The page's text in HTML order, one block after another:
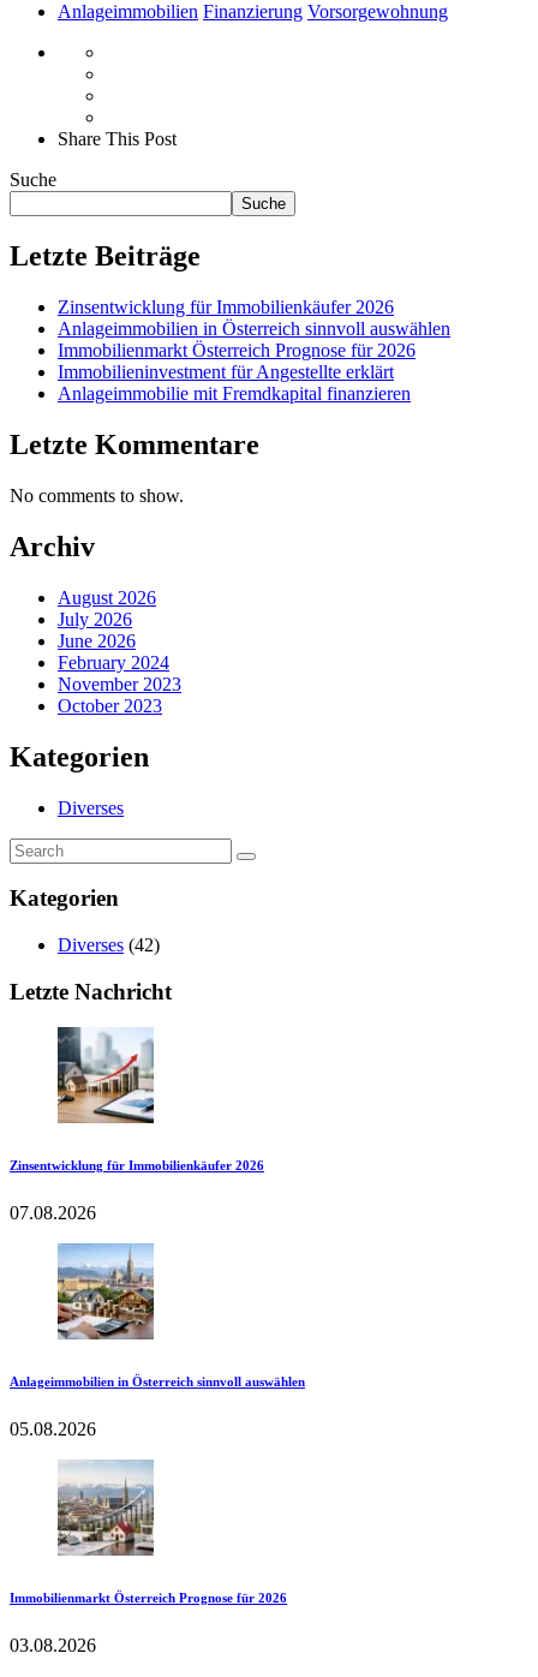
Anlageimmobilien Finanzierung Vorsorgewohnung
Share This Post
Suche
Suche
Letzte Beiträge
Zinsentwicklung für Immobilienkäufer 2026
Anlageimmobilien in Österreich sinnvoll auswählen
Immobilienmarkt Österreich Prognose für 2026
Immobilieninvestment für Angestellte erklärt
Anlageimmobilie mit Fremdkapital finanzieren
Letzte Kommentare
No comments to show.
Archiv
August 2026
July 2026
June 2026
February 2024
November 2023
October 2023
Kategorien
Diverses
Kategorien
Diverses (42)
Letzte Nachricht
Zinsentwicklung für Immobilienkäufer 2026
07.08.2026
Anlageimmobilien in Österreich sinnvoll auswählen
05.08.2026
Immobilienmarkt Österreich Prognose für 2026
03.08.2026